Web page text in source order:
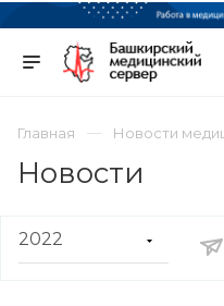
Главная Новости
Новости